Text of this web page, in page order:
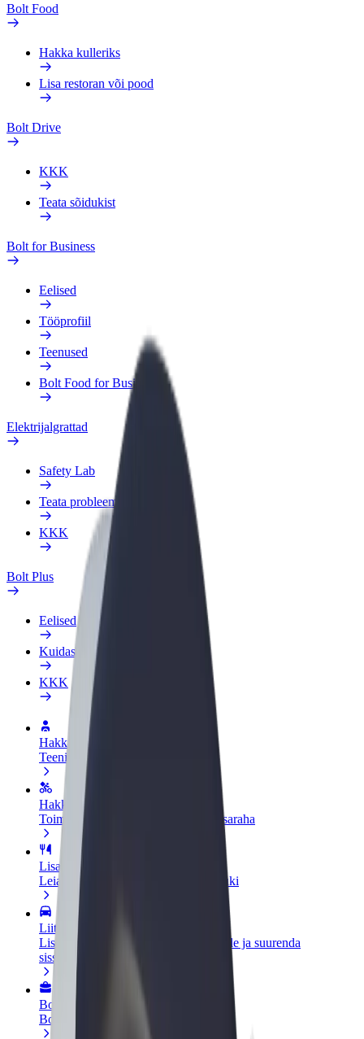
Bolt Food
Hakka kulleriks
Lisa restoran või pood
Bolt Drive
KKK
Teata sõidukist
Bolt for Business
Eelised
Tööprofiil
Teenused
Bolt Food for Business
Elektrijalgrattad
Safety Lab
Teata probleemist
KKK
Bolt Plus
Eelised
Kuidas liituda
KKK
Hakka juhiks
Teeni siis, kui sulle sobib
Hakka kulleriks
Toimeta tellimused kohale ja teeni lisaraha
Lisa restoran või pood
Leia rohkem kliente ja suurenda müüki
Liitu sõidukipargi omanikuna
Lisa oma sõidukipark Bolti platvormile ja suurenda
sissetulekut
Bolt for Business
Bolti teenused sinu ettevõttele